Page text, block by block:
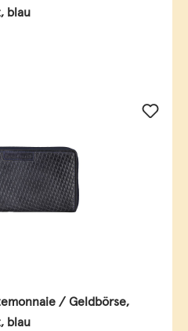
blau
/ Geldbörse,
blau